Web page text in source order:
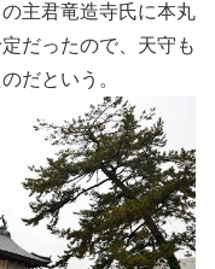
主君竜造寺氏に本丸
だったので、天守も
だという。